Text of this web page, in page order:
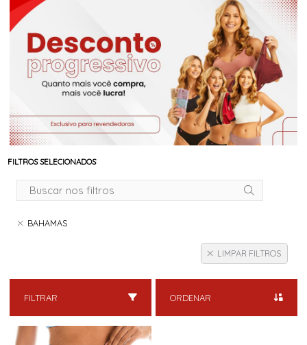
FILTROS SELECIONADOS
BAHAMAS
LIMPAR FILTROS
FILTRAR ORDENAR